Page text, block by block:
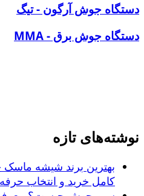
دستگاه جوش آرگون - تیگ
دستگاه جوش برق - MMA
نوشته‌های تازه
بهترین برند شیشه
کامل خرید و انتخاب